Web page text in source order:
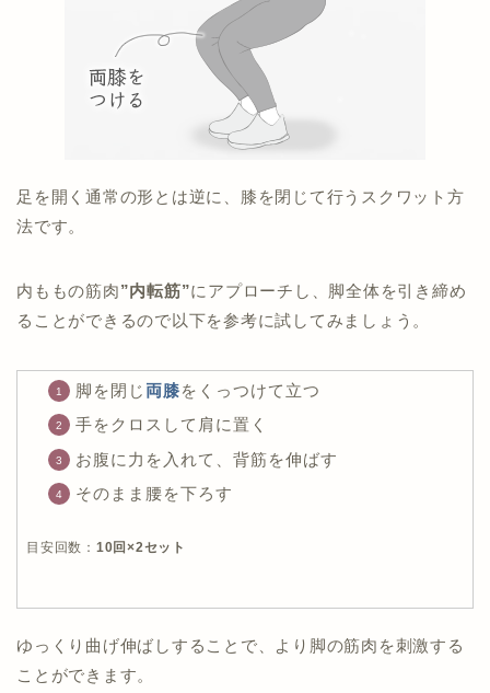
足を開く通常の形とは逆に、膝を閉じて行うスクワット方
法です。
内ももの筋肉”内転筋”にアプローチし、脚全体を引き締め
ることができるので以下を参考に試してみましょう。
脚を閉じ 両膝をくっつけて立つ
手をクロスして肩に置く
お腹に力を入れて、背筋を伸ばす
そのまま腰を下ろす
目安回数： 10回×2セット
ゆっくり曲げ伸ばしすることで、より脚の筋肉を刺激する
ことができます。